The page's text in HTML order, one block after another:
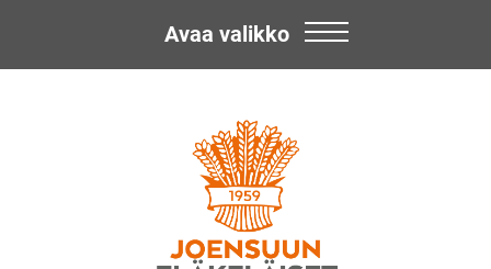
Eläkeläiset
ry
Avaa valikko